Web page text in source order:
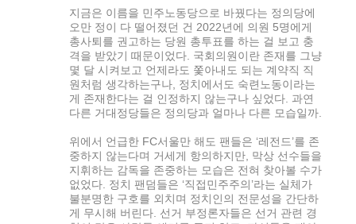
지금은 이름을 민주노동당으로 바꿨다는 정의당에
오만 정이 다 떨어졌던 건 2022년에 의원 5명에게
총사퇴를 권고하는 당원 총투표를 하는 걸 보고 충
격을 받았기 때문이었다. 국회의원이란 존재를 그냥
몇 달 시켜보고 언제라도 쫓아내도 되는 계약직 직
원처럼 생각하는구나, 정치에서도 숙련노동이라는
게 존재한다는 걸 인정하지 않는구나 싶었다. 과연
다른 거대정당들은 정의당과 얼마나 다른 모습일까.
위에서 언급한 FC서울만 해도 팬들은 ‘레전드’를 존
중하지 않는다며 거세게 항의하지만, 막상 선수들을
지휘하는 감독을 존중하는 모습은 전혀 찾아볼 수가
없었다. 정치 팬덤들은 ‘직접민주주의’라는 실체가
불분명한 구호를 외치며 정치인의 전문성을 간단하
게 무시해 버린다. 선거 부정론자들은 선거 관련 경